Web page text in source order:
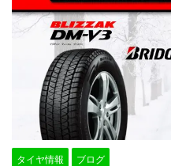
タイヤ情報 ブログ